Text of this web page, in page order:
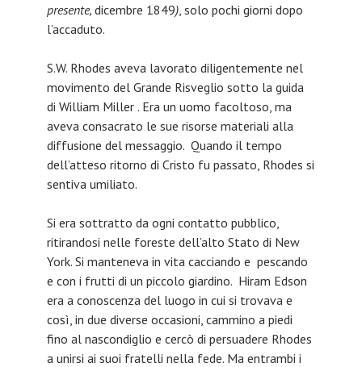
presente, dicembre 1849), solo pochi giorni dopo
l’accaduto.
S.W. Rhodes aveva lavorato diligentemente nel
movimento del Grande Risveglio sotto la guida
di William Miller . Era un uomo facoltoso, ma
aveva consacrato le sue risorse materiali alla
diffusione del messaggio. Quando il tempo
dell’atteso ritorno di Cristo fu passato, Rhodes si
sentiva umiliato.
Si era sottratto da ogni contatto pubblico,
ritirandosi nelle foreste dell’alto Stato di New
York. Si manteneva in vita cacciando e pescando
e con i frutti di un piccolo giardino. Hiram Edson
era a conoscenza del luogo in cui si trovava e
così, in due diverse occasioni, cammino a piedi
fino al nascondiglio e cercò di persuadere Rhodes
a unirsi ai suoi fratelli nella fede. Ma entrambi i